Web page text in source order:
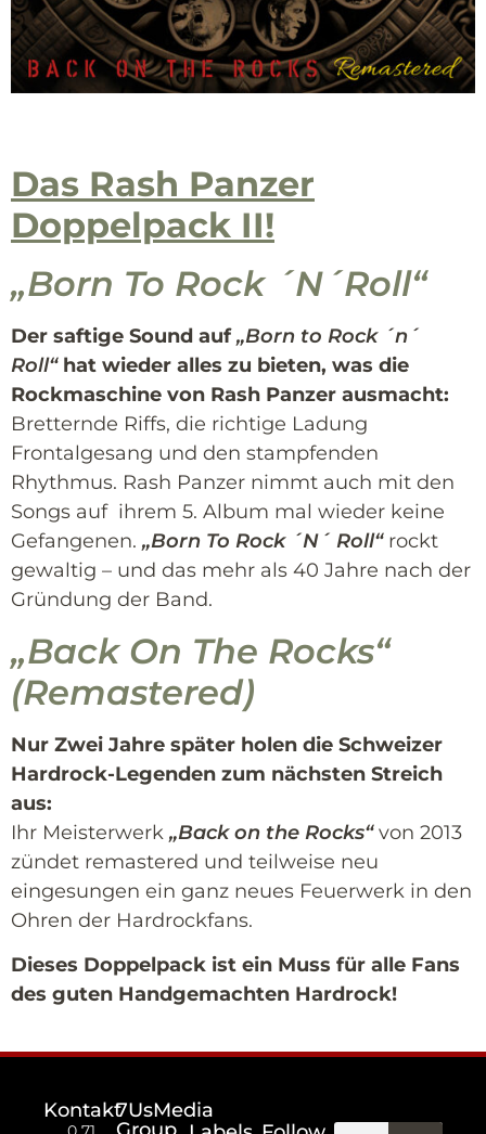
Das Rash Panzer
Doppelpack II!
„Born To Rock ´N´Roll“
Der saftige Sound auf„Born to Rock ´n´
Roll“hat wieder alles zu bieten, was die
Rockmaschine von Rash Panzer ausmacht:
Bretternde Riffs, die richtige Ladung
Frontalgesang und den stampfenden
Rhythmus. Rash Panzer nimmt auch mit den
Songs auf ihrem 5. Album mal wieder keine
Gefangenen. „Born To Rock ´N´ Roll“rockt
gewaltig – und das mehr als 40 Jahre nach der
Gründung der Band.
„Back On The Rocks“
(Remastered)
Nur Zwei Jahre später holen die Schweizer
Hardrock-Legenden zum nächsten Streich
aus:
Ihr Meisterwerk „Back on the Rocks“von 2013
zündet remastered und teilweise neu
eingesungen ein ganz neues Feuerwerk in den
Ohren der Hardrockfans.
Dieses Doppelpack ist ein Muss für alle Fans
des guten Handgemachten Hardrock!
Kontakt7UsMedia